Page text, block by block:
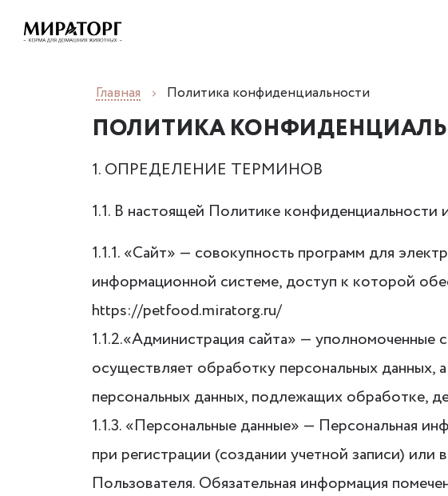
Главная Политика конфиденциальности
ПОЛИТИКА
1. ОПРЕДЕЛЕНИЕ ТЕРМИНОВ
1.1. В настоящей Политике
1.1.1. «Сайт» — совокупность программ для
информационной системе, доступ к которой
https://petfood.miratorg.ru/
1.1.2.«Администрация сайта» — уполномоченные
осуществляет обработку персональных данных,
персональных данных, подлежащих обработке,
1.1.3. «Персональные данные» — Персональная
при регистрации (создании учетной записи) или
Пользователя. Обязательная информация